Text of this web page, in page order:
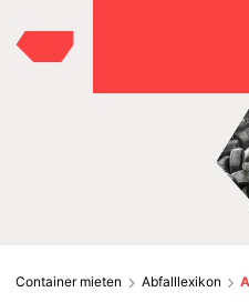
Container mieten Abfalllexikon